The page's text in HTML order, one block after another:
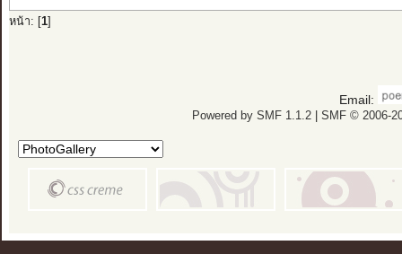
หน้า: [ 1]
Email:
Powered by SMF 1.1.2| SMF © 2006-